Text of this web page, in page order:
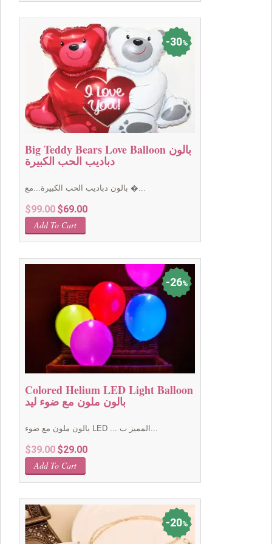
30%
Big Teddy Bears Love Balloon بالون
دباديب الحب الكبيرة
بالون دباديب الحب الكبيرة...مع �...
$99.00 Original
price
was:
$69.00Current
Add To Cart
26%
Colored Helium LED Light Balloon
بالون ملون مع ضوء ليد
بالون ملون مع ضوء LED ... المميز ب...
$39.00 Original
price
was:
$29.00Current
Add To Cart
20%